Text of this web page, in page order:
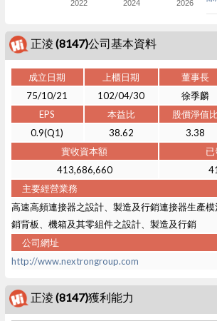
2022 2024 2026
正淩 (8147)公司基本資料
成立日期 上櫃日期 董事長
75/10/21
102/04/30 徐季麟
EPS
本益比 股價淨值
0.9(Q1)
38.62 3.38
實收資本額
413,686,660
主要經營業務
高速高頻連接器之設計、製造及行銷連接器生產
銷背板、機箱及其零組件之設計、製造及行銷
公司網址
http://www.nextrongroup.com
正淩 (8147)獲利能力